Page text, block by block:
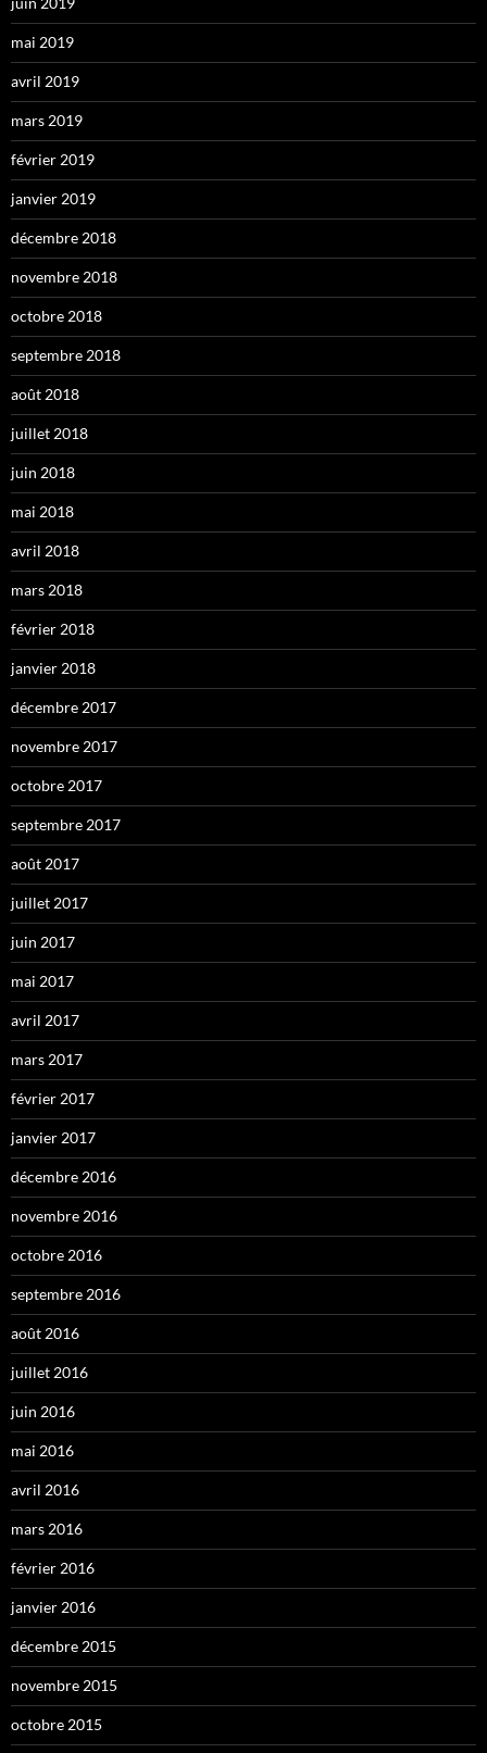
mai 2019
avril 2019
mars 2019
février 2019
janvier 2019
décembre 2018
novembre 2018
octobre 2018
septembre 2018
août 2018
juillet 2018
juin 2018
mai 2018
avril 2018
mars 2018
février 2018
janvier 2018
décembre 2017
novembre 2017
octobre 2017
septembre 2017
août 2017
juillet 2017
juin 2017
mai 2017
avril 2017
mars 2017
février 2017
janvier 2017
décembre 2016
novembre 2016
octobre 2016
septembre 2016
août 2016
juillet 2016
juin 2016
mai 2016
avril 2016
mars 2016
février 2016
janvier 2016
décembre 2015
novembre 2015
octobre 2015